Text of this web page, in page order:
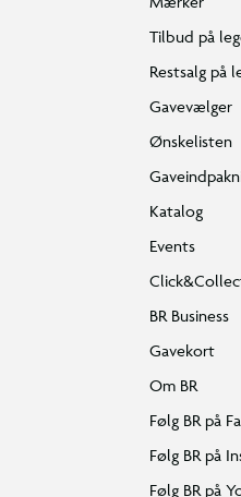
Tilbud på
Restsalg på
Gavevælger
Ønskelisten
Katalog
Events
BR Business
Gavekort
Om BR
Følg BR på
Følg BR på
Følg BR på